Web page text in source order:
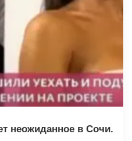
неожиданное в Сочи.